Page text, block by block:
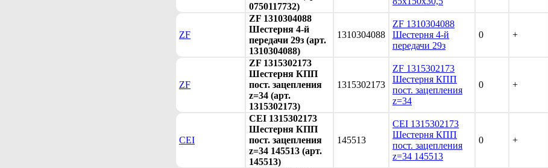
0750117732)
ZF
ZF 1310304088
Шестерня 4-й
передачи 29з (арт.
1310304088)
1310304088
ZF 1310304088
Шестерня 4-й
передачи 29з
0 +
ZF
ZF 1315302173
Шестерня КПП
пост. зацепления
z=34 (арт.
1315302173)
1315302173
ZF 1315302173
Шестерня КПП
пост. зацепления
z=34
0 +
CEI
CEI 1315302173
Шестерня КПП
пост. зацепления
z=34 145513 (арт.
145513)
145513
CEI 1315302173
Шестерня КПП
пост. зацепления
z=34 145513
0 +